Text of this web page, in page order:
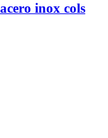
inox cols